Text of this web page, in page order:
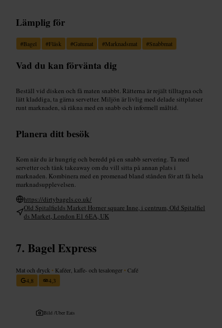
Lämplig för
#Bagel #Fläsk #Gatumat #Marknadsmat #Snabbmat
Vad du kan förvänta dig
Beställ vid disken och få maten snabbt. Rätterna är rejält tilltagna och
lätt kladdiga, ta gärna servetter. Miljön är livlig med delade sittplatser
runt marknaden, så räkna med en snabb och informell måltid.
Planera ditt besök
Kom när du är hungrig och beredd på en snabb servering. Ta med
servetter och tänk takeaway om du vill sitta på annan plats i
marknaden. Kombinera med en promenad bland stånden för att få hela
marknadsupplevelsen.
https://dirtybagels.co.uk/
Old Spitalfields Market Horner square Inne, i centrum, Old Spitalfiel
ds Market, London E1 6EA, UK
Bagel Express
Mat och dryck • Kaféer, kaffe- och tesalonger •Café
4,8
4,3
Bild /Uber Eats